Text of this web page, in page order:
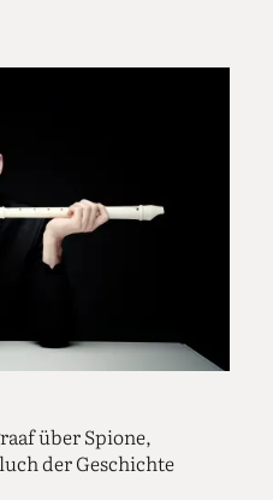
über Spione,
der Geschichte